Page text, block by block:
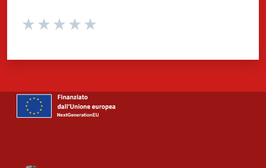
Valuta da 1 a 5 stelle la pagina